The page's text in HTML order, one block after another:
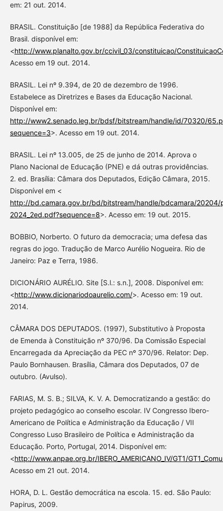
em: 21 out. 2014.
BRASIL. Constituição [de 1988] da República Federativa do
Brasil. disponível em:
<http://www.planalto.gov.br/ccivil_03/constituicao/
Acesso em 19 out. 2014.
BRASIL. Lei nº 9.394, de 20 de dezembro de 1996.
Estabelece as Diretrizes e Bases da Educação Nacional.
Disponível em:
http://www2.senado.leg.br/bdsf/bitstream/handle/id/70320/
sequence=3>. Acesso em 19 out. 2014.
BRASIL. Lei nº 13.005, de 25 de junho de 2014. Aprova o
Plano Nacional de Educação (PNE) e dá outras providências.
2. ed. Brasília: Câmara dos Deputados, Edição Câmara, 2015.
Disponível em <
http://bd.camara.gov.br/bd/bitstream/handle/bdcamara/20204/
2024_2ed.pdf?sequence=8>. Acesso em: 19 out. 2015.
BOBBIO, Norberto. O futuro da democracia; uma defesa das
regras do jogo. Tradução de Marco Aurélio Nogueira. Rio de
Janeiro: Paz e Terra, 1986.
DICIONÁRIO AURÉLIO. Site [S.l.: s.n.], 2008. Disponível em:
<http://www.dicionariodoaurelio.com/>. Acesso em: 19 out.
2014.
CÂMARA DOS DEPUTADOS. (1997), Substitutivo à Proposta
de Emenda à Constituição nº 370/96. Da Comissão Especial
Encarregada da Apreciação da PEC nº 370/96. Relator: Dep.
Paulo Bornhausen. Brasília, Câmara dos Deputados, 07 de
outubro. (Avulso).
FARIAS, M. S. B.; SILVA, K. V. A. Democratizando a gestão: do
projeto pedagógico ao conselho escolar. IV Congresso Ibero-
Americano de Política e Administração da Educação / VII
Congresso Luso Brasileiro de Política e Administração da
Educação. Porto, Portugal, 2014. Disponível em:
<http://www.anpae.org.br/IBERO_AMERICANO_IV/GT1/
Acesso em 21 out. 2014.
HORA, D. L. Gestão democrática na escola. 15. ed. São Paulo:
Papirus, 2009.